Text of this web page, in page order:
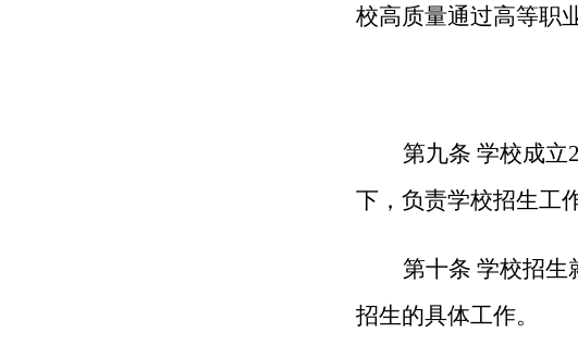
校高质量通过高等职
第九条 学校成立
下，负责学校招生工作
第十条 学校招生
招生的具体工作。